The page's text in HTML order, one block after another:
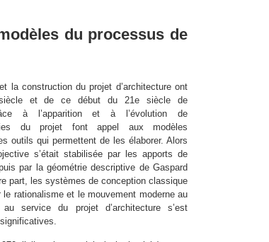
du processus de
la construction du projet d’architecture ont
et de ce début du 21e siècle de
à l’apparition et à l’évolution de
du projet font appel aux modèles
outils qui permettent de les élaborer. Alors
s’était stabilisée par les apports de
par la géométrie descriptive de Gaspard
part, les systèmes de conception classique
rationalisme et le mouvement moderne au
service du projet d’architecture s’est